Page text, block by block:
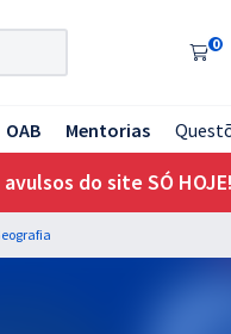
0
OAB Mentorias
do site SÓ HOJE!